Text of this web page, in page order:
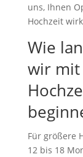
uns, Ihnen
Hochzeit
Wie
wir mit
Für größere
12 bis 18